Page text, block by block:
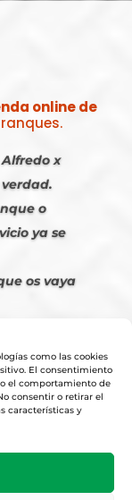
como las cookies
El consentimiento
el comportamiento de
consentir o retirar el
características y
online de
x
o
ya se
os vaya
espana.es